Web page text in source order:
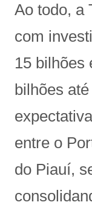
Ao todo, a
com
15 bilhões
bilhões
entre o
do Piauí,